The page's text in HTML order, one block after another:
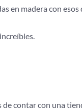
en madera con
de contar con una